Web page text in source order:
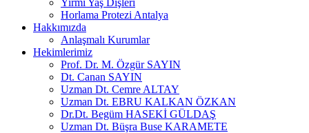
Yirmi Yaş Dişleri
Horlama Protezi Antalya
Hakkımızda
Anlaşmalı Kurumlar
Hekimlerimiz
Prof. Dr. M. Özgür SAYIN
Dt. Canan SAYIN
Uzman Dt. Cemre ALTAY
Uzman Dt. EBRU KALKAN ÖZKAN
Dr.Dt. Begüm HASEKİ GÜLDAŞ
Uzman Dt. Büşra Buse KARAMETE